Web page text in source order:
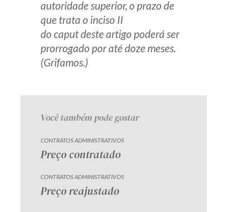
Av. Sete de Setembro, 4698
Whatsapp (41) 98881-6616
autoridade superior, o prazo de
que trata o inciso II
do caputdeste artigo poderá ser
prorrogado por até doze meses.
(Grifamos.)
Você também pode gostar
CONTRATOS ADMINISTRATIVOS
Preço contratado
CONTRATOS ADMINISTRATIVOS
Preço reajustado